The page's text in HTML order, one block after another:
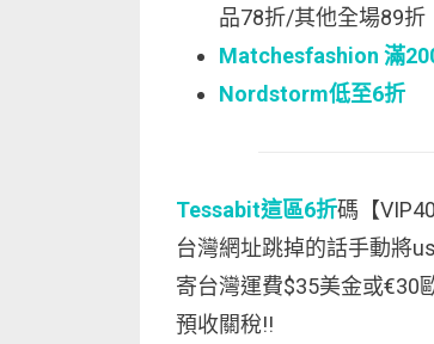
品78折/其他全場89折
Matchesfashion 滿
Nordstorm低至6折
Tessabit這區6折碼【
台灣網址跳掉的話手動將
寄台灣運費$35美金或€30
預收關稅!!